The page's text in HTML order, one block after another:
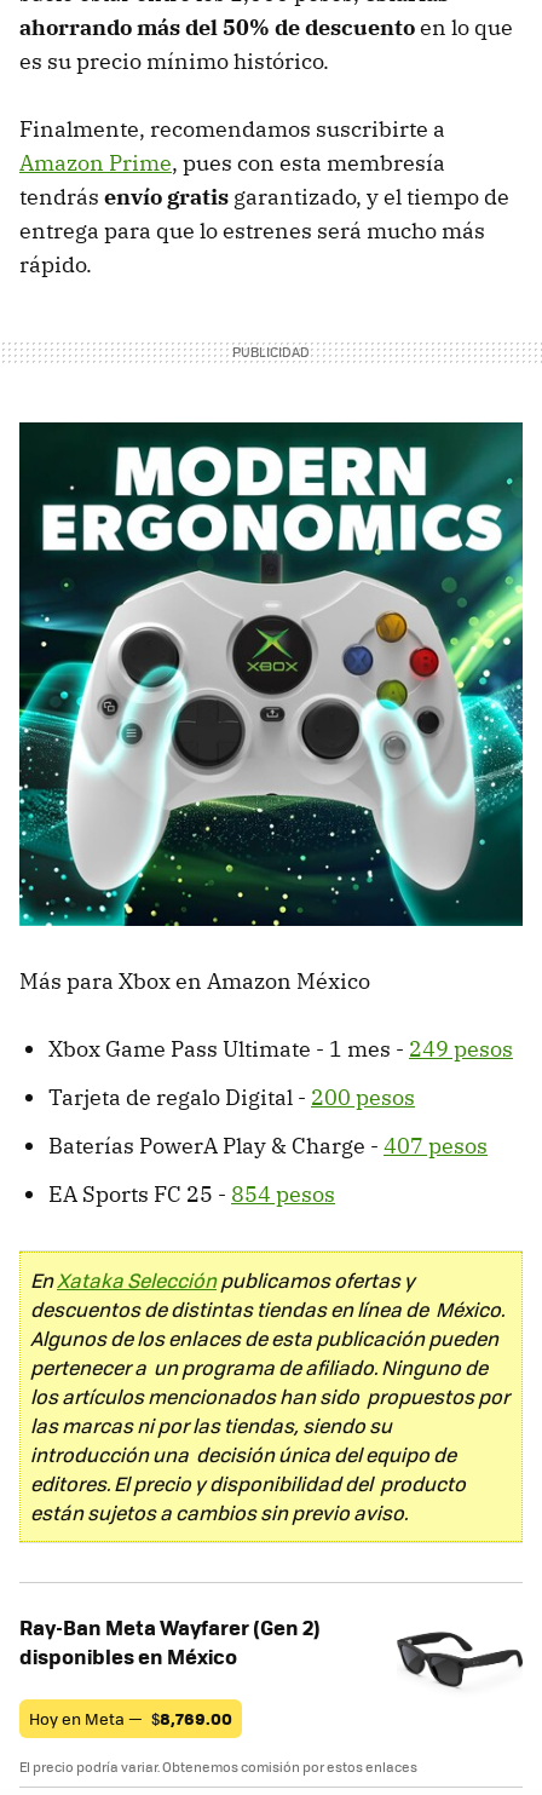
ahorrando más del 50% de descuentoen lo que
es su precio mínimo histórico.
Finalmente, recomendamos suscribirte a
Amazon Prime, pues con esta membresía
tendrás envío gratis garantizado, y el tiempo de
entrega para que lo estrenes será mucho más
rápido.
Más para Xbox en Amazon México
Xbox Game Pass Ultimate - 1 mes - 249 pesos
Tarjeta de regalo Digital - 200 pesos
Baterías PowerA Play & Charge - 407 pesos
EA Sports FC 25 - 854 pesos
EnXataka Selecciónpublicamos ofertas y
descuentos de distintas tiendas en línea de México.
Algunos de los enlaces de esta publicación pueden
pertenecer a un programa de afiliado. Ninguno de
los artículos mencionados han sido propuestos por
las marcas ni por las tiendas, siendo su
introducción una decisión única del equipo de
editores. El precio y disponibilidad del producto
están sujetos a cambios sin previo aviso.
Ray-Ban Meta Wayfarer (Gen 2)
disponibles en México
Hoy en Meta — $8,769.00
El precio podría variar. Obtenemos comisión por estos enlaces